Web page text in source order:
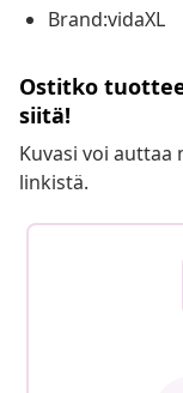
Brand:vidaXL
Ostitko
siitä!
Kuvasi voi auttaa
linkistä.